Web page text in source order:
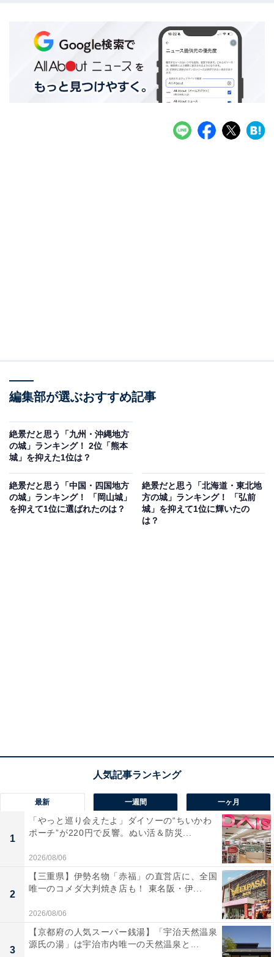
編集部が選ぶおすすめ記事
絶景だと思う「九州・沖縄地方
の城」ランキング！ 2位「熊本
城」を抑えた1位は？
絶景だと思う「中国・四国地方
の城」ランキング！ 「岡山城」
を抑えて1位に選ばれたのは？
絶景だと思う「北海道・東北地
方の城」ランキング！ 「弘前
城」を抑えて1位に輝いたの
は？
最新 一週間 一ヶ月
1
「やっと巡り会えたよ」ダイソーの“ちいかわ
ポーチ”が220円で反響。ぬい活＆防災...
2026/08/06
2
【三重県】伊勢名物「赤福」の直営店に、全国
唯一のコメダ大判焼き店も！ 東名阪・伊...
2026/08/06
3
【京都府の人気スーパー銭湯】「宇治天然温泉
源氏の湯」は宇治市内唯一の天然温泉と...